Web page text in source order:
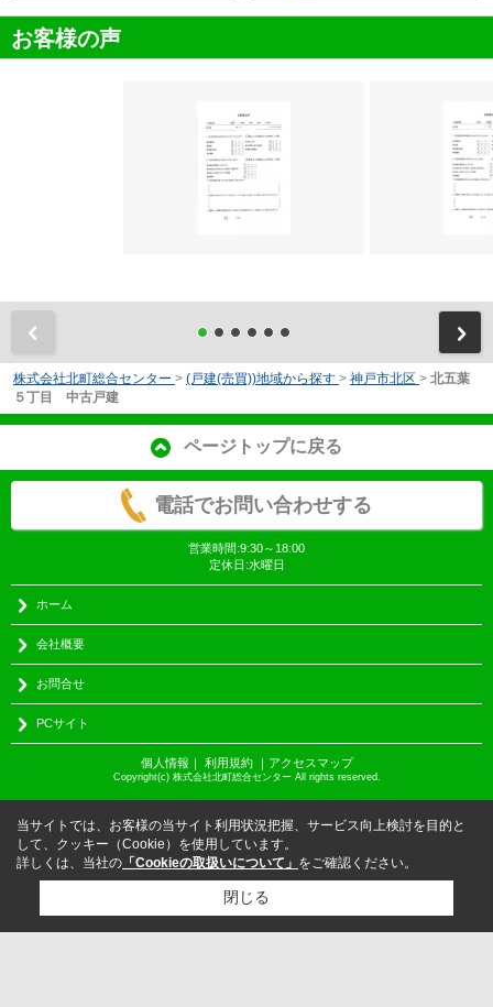
お客様の声
株式会社北町総合センター > (戸建(売買))地域から探す > 神戸市北区 > 北五葉
５丁目 中古戸建
ページトップに戻る
電話でお問い合わせする
営業時間:9:30～18:00
定休日:水曜日
ホーム
会社概要
お問合せ
PCサイト
個人情報 ｜ 利用規約｜ アクセスマップ
Copyright(c) 株式会社北町総合センター All rights reserved.
当サイトでは、お客様の当サイト利用状況把握、サービス向上検討を目的と
して、クッキー（Cookie）を使用しています。
詳しくは、当社の 「Cookieの取扱いについて」 をご確認ください。
閉じる